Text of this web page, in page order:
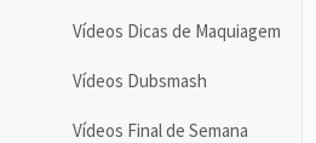
Vídeos Dicas de Maquiagem
Vídeos Dubsmash
Vídeos Final de Semana